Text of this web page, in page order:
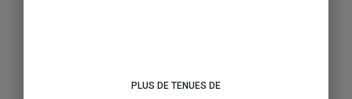
PLUS DE TENUES DE